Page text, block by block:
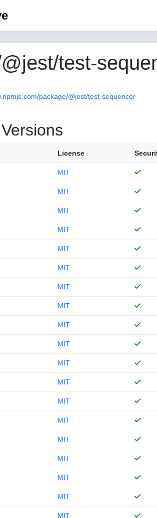
test-
package/@jest/test-sequencer
License
MIT
MIT
MIT
MIT
MIT
MIT
MIT
MIT
MIT
MIT
MIT
MIT
MIT
MIT
MIT
MIT
MIT
MIT
MIT